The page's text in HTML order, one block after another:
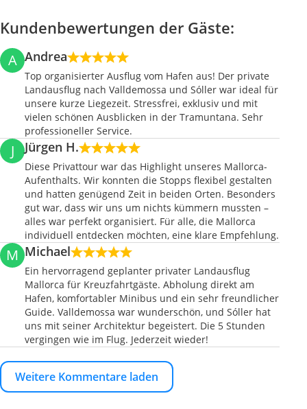
Kundenbewertungen der Gäste:
A Andrea
Top organisierter Ausflug vom Hafen aus! Der private
Landausflug nach Valldemossa und Sóller war ideal für
unsere kurze Liegezeit. Stressfrei, exklusiv und mit
vielen schönen Ausblicken in der Tramuntana. Sehr
professioneller Service.
J Jürgen H.
Diese Privattour war das Highlight unseres Mallorca-
Aufenthalts. Wir konnten die Stopps flexibel gestalten
und hatten genügend Zeit in beiden Orten. Besonders
gut war, dass wir uns um nichts kümmern mussten –
alles war perfekt organisiert. Für alle, die Mallorca
individuell entdecken möchten, eine klare Empfehlung.
M Michael
Ein hervorragend geplanter privater Landausflug
Mallorca für Kreuzfahrtgäste. Abholung direkt am
Hafen, komfortabler Minibus und ein sehr freundlicher
Guide. Valldemossa war wunderschön, und Sóller hat
uns mit seiner Architektur begeistert. Die 5 Stunden
vergingen wie im Flug. Jederzeit wieder!
Weitere Kommentare laden